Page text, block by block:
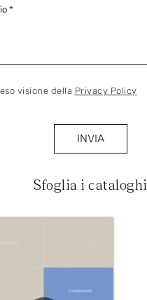
Sfoglia i cataloghi
visione della Privacy Policy
INVIA